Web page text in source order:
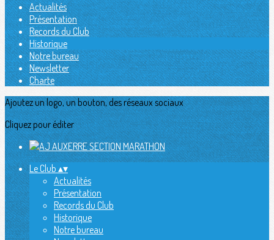
Actualités
Présentation
Records du Club
Historique
Notre bureau
Newsletter
Charte
Ajoutez un logo, un bouton, des réseaux sociaux
Cliquez pour éditer
Le Club ▴▾
Actualités
Présentation
Records du Club
Historique
Notre bureau